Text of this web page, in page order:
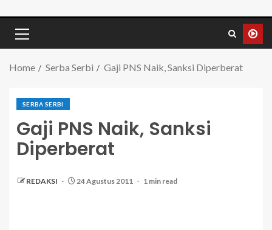
Home Serba Serbi Gaji PNS Naik, Sanksi Diperberat
SERBA SERBI
Gaji PNS Naik, Sanksi
Diperberat
REDAKSI 24 Agustus 2011 1 min read